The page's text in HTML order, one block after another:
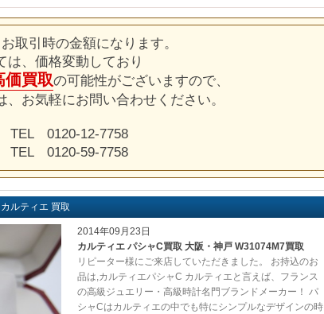
取引時の金額になります。
は、価格変動しており
価買取の可能性がございますので、
お気軽にお問い合わせください。
TEL 0120-12-7758
TEL 0120-59-7758
カルティエ 買取
2014年09月23日
カルティエ パシャC買取 大阪・神戸 W31074M7買取
リピーター様にご来店していただきました。 お持込のお
品は,カルティエパシャC カルティエと言えば、フランス
の高級ジュエリー・高級時計名門ブランドメーカー！ パ
シャCはカルティエの中でも特にシンプルなデザインの時